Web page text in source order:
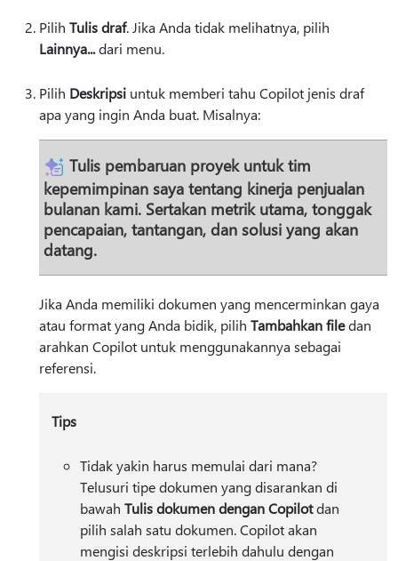
Pilih Tulis draf. Jika Anda tidak melihatnya, pilih
Lainnya...dari menu.
Pilih Deskripsi untuk memberi tahu Copilot jenis draf
apa yang ingin Anda buat. Misalnya:
Tulis pembaruan proyek untuk tim
kepemimpinan saya tentang kinerja penjualan
bulanan kami. Sertakan metrik utama, tonggak
pencapaian, tantangan, dan solusi yang akan
datang.
Jika Anda memiliki dokumen yang mencerminkan gaya
atau format yang Anda bidik, pilih Tambahkan filedan
arahkan Copilot untuk menggunakannya sebagai
referensi.
Tips
Tidak yakin harus memulai dari mana?
Telusuri tipe dokumen yang disarankan di
bawah Tulis dokumen dengan Copilotdan
pilih salah satu dokumen. Copilot akan
mengisi deskripsi terlebih dahulu dengan